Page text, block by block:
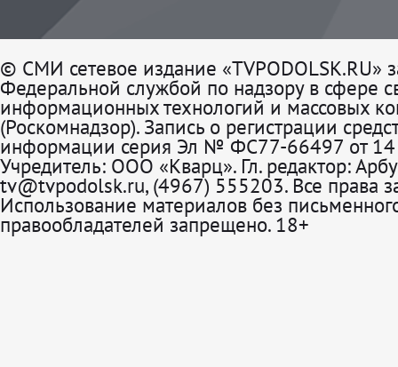
© СМИ сетевое издание «TVPODOLSK.RU»
Федеральной службой по надзору в сфере
информационных технологий и массовых
(Роскомнадзор). Запись о регистрации
информации серия Эл № ФС77-66497 от 14
Учредитель: ООО «Кварц». Гл. редактор:
tv@tvpodolsk.ru, (4967) 555203. Все права
Использование материалов без
правообладателей запрещено. 18+